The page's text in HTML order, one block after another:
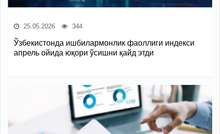
25.05.2026 344
Ўзбекистонда ишбилармонлик фаоллиги индекси
апрель ойида юқори ўсишни қайд этди